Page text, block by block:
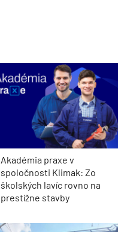
Akadémia praxe v
spoločnosti Klimak: Zo
školských lavíc rovno na
prestížne stavby